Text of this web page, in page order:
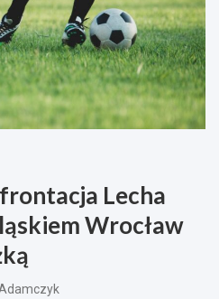
Lecha
Wrocław